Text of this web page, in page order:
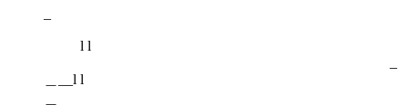
l l
＿__l l